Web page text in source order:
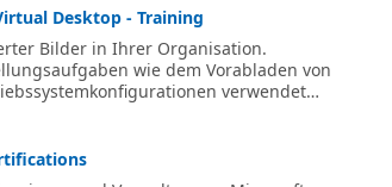
Desktop - Training
Bilder in Ihrer Organisation.
wie dem Vorabladen von
verwendet